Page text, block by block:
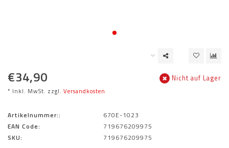
€34,90
* Inkl. MwSt. zzgl. Versandkosten
Nicht auf Lager
Artikelnummer::
670E-1023
EAN Code:
719676209975
SKU:
719676209975